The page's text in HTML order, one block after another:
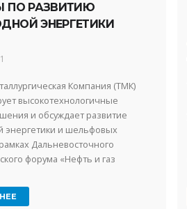
ПО РАЗВИТИЮ
ЭНЕРГЕТИКИ
Компания (ТМК)
высокотехнологичные
и обсуждает развитие
энергетики и шельфовых
Дальневосточного
форума «Нефть и газ
28 ...